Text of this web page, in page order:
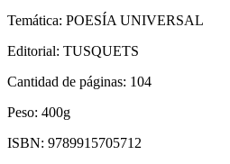
Temática: POESÍA UNIVERSAL
Editorial: TUSQUETS
Cantidad de páginas: 104
Peso: 400g
ISBN: 9789915705712